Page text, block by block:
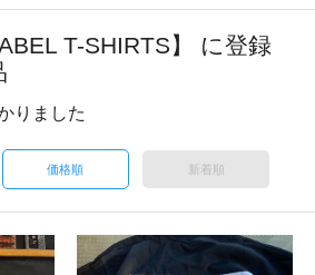
T-SHIRTS】 に登録
りました
価格順 新着順